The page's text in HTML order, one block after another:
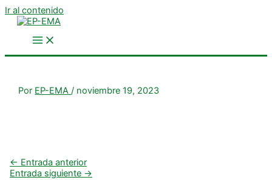
Ir al contenido
Por EP-EMA/ noviembre 19, 2023
← Entrada anterior
Entrada siguiente →